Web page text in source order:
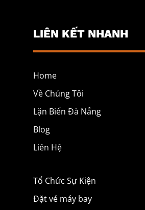
LIÊN KẾT NHANH
Home
Về Chúng Tôi
Lặn Biển Đà Nẵng
Blog
Liên Hệ
Tổ Chức Sự Kiện
Đặt vé máy bay